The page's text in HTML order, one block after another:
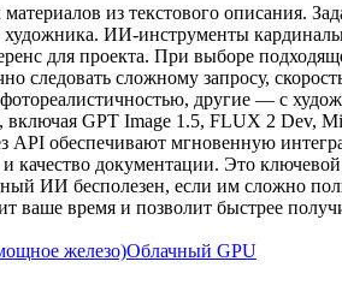
из текстового описания.
ИИ-инструменты
для проекта. При выборе
следовать сложному запросу,
другие — с
GPT Image 1.5, FLUX 2 Dev,
обеспечивают мгновенную
качество документации. Это
ИИ бесполезен, если им сложно
время и позволит быстрее
железо)Облачный GPU